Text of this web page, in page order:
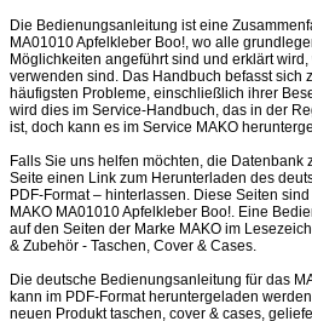
Die Bedienungsanleitung ist eine
MA01010 Apfelkleber Boo!, wo alle
Möglichkeiten angeführt sind und erklärt
verwenden sind. Das Handbuch befasst sich
häufigsten Probleme, einschließlich ihrer
wird dies im Service-Handbuch, das in der
ist, doch kann es im Service MAKO
Falls Sie uns helfen möchten, die Datenbank
Seite einen Link zum Herunterladen des
PDF-Format – hinterlassen. Diese Seiten
MAKO MA01010 Apfelkleber Boo!. Eine
auf den Seiten der Marke MAKO im
& Zubehör - Taschen, Cover & Cases.
Die deutsche Bedienungsanleitung für das
kann im PDF-Format heruntergeladen
neuen Produkt taschen, cover & cases,